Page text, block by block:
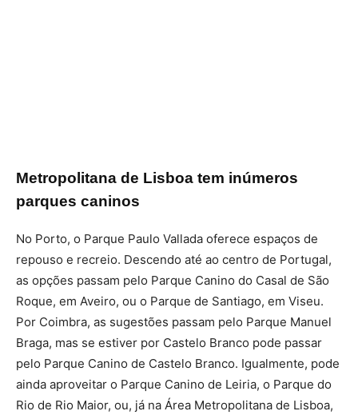
Metropolitana de Lisboa tem inúmeros
parques caninos
No Porto, o Parque Paulo Vallada oferece espaços de
repouso e recreio. Descendo até ao centro de Portugal,
as opções passam pelo Parque Canino do Casal de São
Roque, em Aveiro, ou o Parque de Santiago, em Viseu.
Por Coimbra, as sugestões passam pelo Parque Manuel
Braga, mas se estiver por Castelo Branco pode passar
pelo Parque Canino de Castelo Branco. Igualmente, pode
ainda aproveitar o Parque Canino de Leiria, o Parque do
Rio de Rio Maior, ou, já na Área Metropolitana de Lisboa,